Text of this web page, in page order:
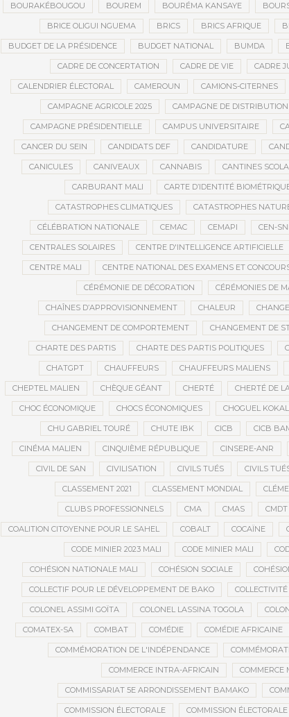
BOURAKÉBOUGOU BOUREM BOURÉMA KANSAYE
BRICE OLIGUI NGUEMA BRICS BRICS AFRIQUE
BUDGET DE LA PRÉSIDENCE BUDGET NATIONAL BUMDA
CADRE DE CONCERTATION CADRE DE VIE CADRE
CALENDRIER ÉLECTORAL CAMEROUN CAMIONS-CITERNES
CAMPAGNE AGRICOLE 2025 CAMPAGNE DE DISTRIBUTION
CAMPAGNE PRÉSIDENTIELLE CAMPUS UNIVERSITAIRE
CANCER DU SEIN CANDIDATS DEF CANDIDATURE
CANICULES CANIVEAUX CANNABIS CANTINES
CARBURANT MALI CARTE D’IDENTITÉ
CATASTROPHES CLIMATIQUES CATASTROPHES
CÉLÉBRATION NATIONALE CEMAC CEMAPI CEN-
CENTRALES SOLAIRES CENTRE D'INTELLIGENCE ARTIFICIELLE
CENTRE MALI CENTRE NATIONAL DES EXAMENS ET
CÉRÉMONIE DE DÉCORATION CÉRÉMONIES DE
CHAÎNES D’APPROVISIONNEMENT CHALEUR
CHANGEMENT DE COMPORTEMENT CHANGEMENT DE
CHARTE DES PARTIS CHARTE DES PARTIS POLITIQUES
CHATGPT CHAUFFEURS CHAUFFEURS MALIENS
CHEPTEL MALIEN CHÈQUE GÉANT CHERTÉ CHERTÉ DE
CHOC ÉCONOMIQUE CHOCS ÉCONOMIQUES CHOGUEL
CHU GABRIEL TOURÉ CHUTE IBK CICB CICB
CINÉMA MALIEN CINQUIÈME RÉPUBLIQUE CINSERE-ANR
CIVIL DE SAN CIVILISATION CIVILS TUÉS CIVILS
CLASSEMENT 2021 CLASSEMENT MONDIAL
CLUBS PROFESSIONNELS CMA CMAS CMDT
COALITION CITOYENNE POUR LE SAHEL COBALT COCAÏNE
CODE MINIER 2023 MALI CODE MINIER MALI
COHÉSION NATIONALE MALI COHÉSION SOCIALE
COLLECTIF POUR LE DÉVELOPPEMENT DE BAKO
COLONEL ASSIMI GOÏTA COLONEL LASSINA TOGOLA
COMATEX-SA COMBAT COMÉDIE COMÉDIE AFRICAINE
COMMÉMORATION DE L'INDÉPENDANCE
COMMERCE INTRA-AFRICAIN COMMERCE
COMMISSARIAT 5E ARRONDISSEMENT BAMAKO
COMMISSION ÉLECTORALE COMMISSION